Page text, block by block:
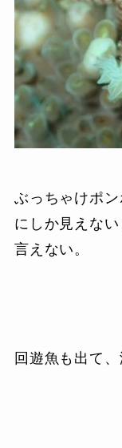
ぶっちゃけポ
にしか見えな
言えない。
回遊魚も出て